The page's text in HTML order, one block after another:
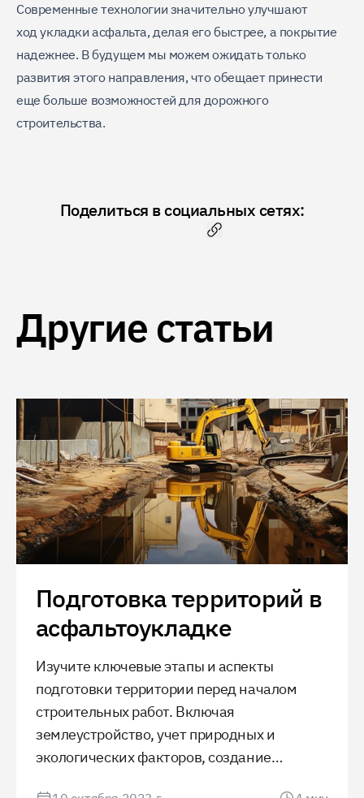
Современные технологии значительно улучшают
ход укладки асфальта, делая его быстрее, а покрытие
надежнее. В будущем мы можем ожидать только
развития этого направления, что обещает принести
еще больше возможностей для дорожного
строительства.
Поделиться в социальных сетях:
Другие статьи
Подготовка территорий в
асфальтоукладке
Изучите ключевые этапы и аспекты
подготовки территории перед началом
строительных работ. Включая
землеустройство, учет природных и
экологических факторов, создание